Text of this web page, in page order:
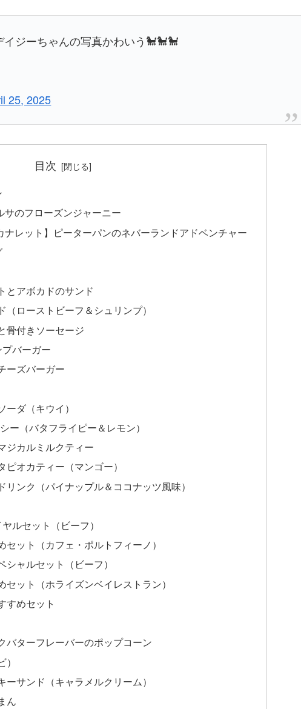
ジーちゃんの写真かわいう🐩🐩🐩
25, 2025
目次
サのフローズンジャーニー
ナレット】ピーターパンのネバーランドアドベンチャー
アボカドのサンド
ローストビーフ＆シュリンプ）
骨付きソーセージ
バーガー
ーズバーガー
ダ（キウイ）
（バタフライピー＆レモン）
カルミルクティー
オカティー（マンゴー）
ンク（パイナップル＆ココナッツ風味）
ルセット（ビーフ）
ット（カフェ・ポルトフィーノ）
ャルセット（ビーフ）
ット（ホライズンベイレストラン）
すめセット
ターフレーバーのポップコーン
サンド（キャラメルクリーム）
ん